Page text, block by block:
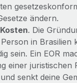
ändern.
. Die
in Brasilien
sein. Ein EOR
einer juristischen
senkt deine